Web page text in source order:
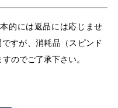
的には返品には応じませ
すが、消耗品（スピンド
のでご了承下さい。